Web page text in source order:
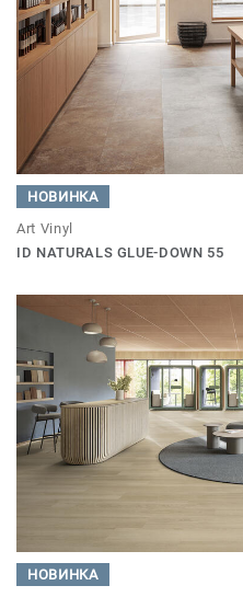
НОВИНКА
Art Vinyl
ID NATURALS GLUE-DOWN 55
НОВИНКА